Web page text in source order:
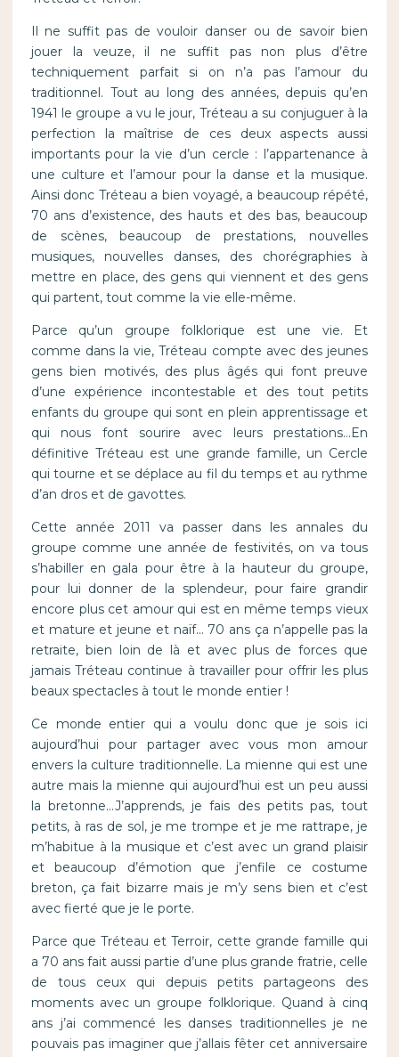
Il ne suffit pas de vouloir danser ou de savoir bien
jouer la veuze, il ne suffit pas non plus d’être
techniquement parfait si on n’a pas l’amour du
traditionnel. Tout au long des années, depuis qu’en
1941 le groupe a vu le jour, Tréteau a su conjuguer à la
perfection la maîtrise de ces deux aspects aussi
importants pour la vie d’un cercle : l’appartenance à
une culture et l’amour pour la danse et la musique.
Ainsi donc Tréteau a bien voyagé, a beaucoup répété,
70 ans d’existence, des hauts et des bas, beaucoup
de scènes, beaucoup de prestations, nouvelles
musiques, nouvelles danses, des chorégraphies à
mettre en place, des gens qui viennent et des gens
qui partent, tout comme la vie elle-même.
Parce qu’un groupe folklorique est une vie. Et
comme dans la vie, Tréteau compte avec des jeunes
gens bien motivés, des plus âgés qui font preuve
d’une expérience incontestable et des tout petits
enfants du groupe qui sont en plein apprentissage et
qui nous font sourire avec leurs prestations…En
définitive Tréteau est une grande famille, un Cercle
qui tourne et se déplace au fil du temps et au rythme
d’an dros et de gavottes.
Cette année 2011 va passer dans les annales du
groupe comme une année de festivités, on va tous
s’habiller en gala pour être à la hauteur du groupe,
pour lui donner de la splendeur, pour faire grandir
encore plus cet amour qui est en même temps vieux
et mature et jeune et naïf… 70 ans ça n’appelle pas la
retraite, bien loin de là et avec plus de forces que
jamais Tréteau continue à travailler pour offrir les plus
beaux spectacles à tout le monde entier !
Ce monde entier qui a voulu donc que je sois ici
aujourd’hui pour partager avec vous mon amour
envers la culture traditionnelle. La mienne qui est une
autre mais la mienne qui aujourd’hui est un peu aussi
la bretonne…J’apprends, je fais des petits pas, tout
petits, à ras de sol, je me trompe et je me rattrape, je
m’habitue à la musique et c’est avec un grand plaisir
et beaucoup d’émotion que j’enfile ce costume
breton, ça fait bizarre mais je m’y sens bien et c’est
avec fierté que je le porte.
Parce que Tréteau et Terroir, cette grande famille qui
a 70 ans fait aussi partie d’une plus grande fratrie, celle
de tous ceux qui depuis petits partageons des
moments avec un groupe folklorique. Quand à cinq
ans j’ai commencé les danses traditionnelles je ne
pouvais pas imaginer que j’allais fêter cet anniversaire